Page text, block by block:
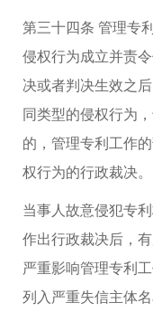
第三十四条 管理专
侵权行为成立并责
决或者判决生效之
同类型的侵权行为
的，管理专利工作
权行为的行政裁决。
当事人故意侵犯专
作出行政裁决后，
严重影响管理专利
列入严重失信主体名